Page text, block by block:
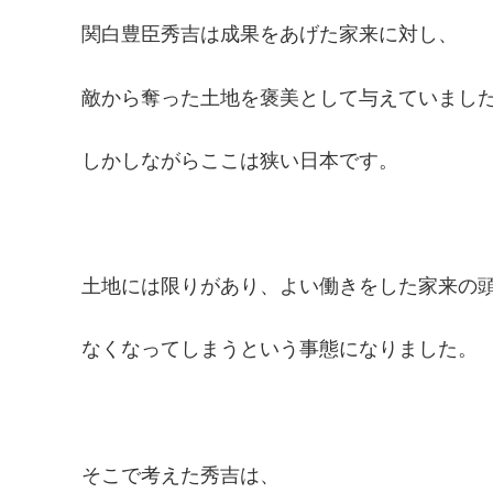
関白豊臣秀吉は成果をあげた家来に対し、
敵から奪った土地を褒美として与えていました
しかしながらここは狭い日本です。
土地には限りがあり、よい働きをした家来の
なくなってしまうという事態になりました。
そこで考えた秀吉は、